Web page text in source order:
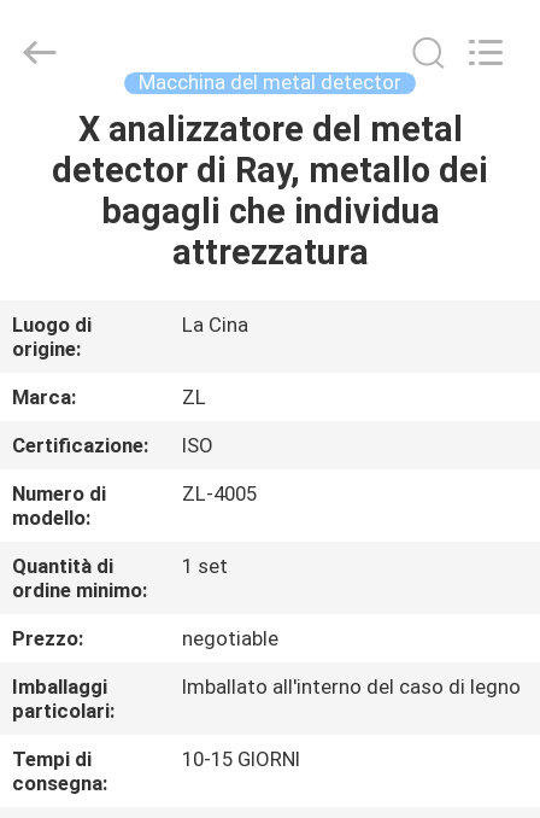
CASA
PRODOTTI
CIRCA
NOI
GIRO
DELLA
FABBRICA
CONTROLLO
DI
QUALITÀ
CONTATTICI
Instrument
Technology
Macchina del metal detector
X analizzatore del metal
detector di Ray, metallo dei
bagagli che individua
attrezzatura
Luogo di
origine:
La Cina
Marca:
ZL
Certificazione:
ISO
Numero di
modello:
ZL-4005
Quantità di
ordine minimo:
1 set
Prezzo:
negotiable
Imballaggi
particolari:
Imballato all'interno del caso di legno
Tempi di
consegna:
10-15 GIORNI